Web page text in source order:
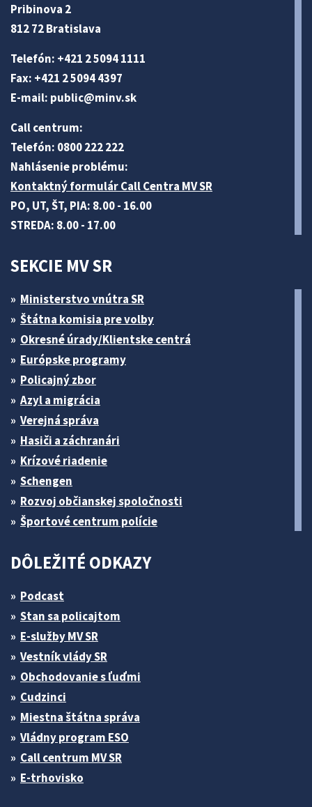
Pribinova 2
812 72 Bratislava
Telefón: +421 2 5094 1111
Fax: +421 2 5094 4397
E-mail: public@minv.sk
Call centrum:
Telefón: 0800 222 222
Nahlásenie problému:
Kontaktný formulár Call Centra MV SR
PO, UT, ŠT, PIA: 8.00 - 16.00
STREDA: 8.00 - 17.00
SEKCIE MV SR
Ministerstvo vnútra SR
Štátna komisia pre volby
Okresné úrady/Klientske centrá
Európske programy
Policajný zbor
Azyl a migrácia
Verejná správa
Hasiči a záchranári
Krízové riadenie
Schengen
Rozvoj občianskej spoločnosti
Športové centrum polície
DÔLEŽITÉ ODKAZY
Podcast
Stan sa policajtom
E-služby MV SR
Vestník vlády SR
Obchodovanie s ľuďmi
Cudzinci
Miestna štátna správa
Vládny program ESO
Call centrum MV SR
E-trhovisko